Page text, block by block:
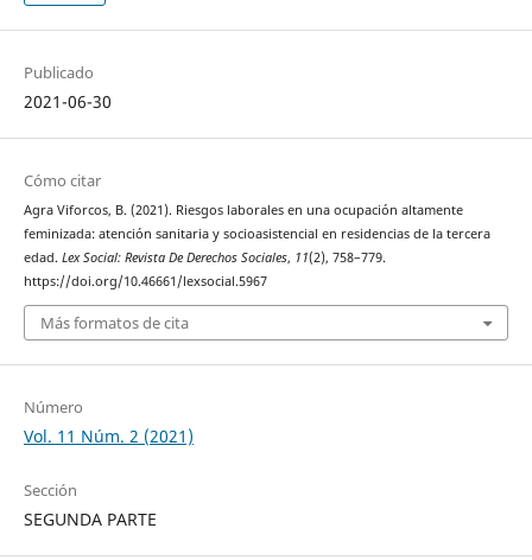
Publicado
2021-06-30
Cómo citar
Agra Viforcos, B. (2021). Riesgos laborales en una ocupación altamente
feminizada: atención sanitaria y socioasistencial en residencias de la tercera
edad. Lex Social: Revista De Derechos Sociales, 11(2), 758–779.
https://doi.org/10.46661/lexsocial.5967
Más formatos de cita
Número
Vol. 11 Núm. 2 (2021)
Sección
SEGUNDA PARTE